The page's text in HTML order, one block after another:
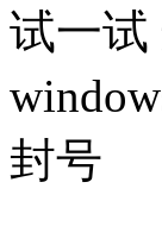
试一试
封号